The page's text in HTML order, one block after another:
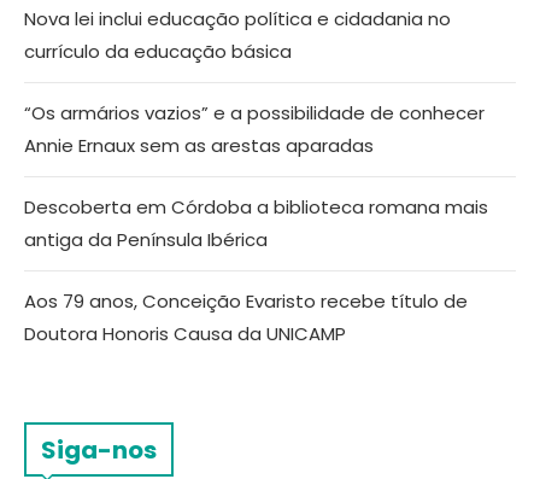
Nova lei inclui educação política e cidadania no
currículo da educação básica
“Os armários vazios” e a possibilidade de conhecer
Annie Ernaux sem as arestas aparadas
Descoberta em Córdoba a biblioteca romana mais
antiga da Península Ibérica
Aos 79 anos, Conceição Evaristo recebe título de
Doutora Honoris Causa da UNICAMP
Siga-nos